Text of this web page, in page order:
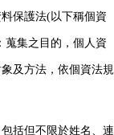
保護法(以下稱個資
蒐集之目的，個人資
及方法，依個資法規
括但不限於姓名、連